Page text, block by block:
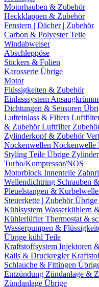
Motorhauben & Zubehör
Heckklappen & Zubehör
Fenstern | Dächer | Zubehör
Carbon & Polyester Teile
Windabweiser
Abschleppöse
Stickers & Folien
Karosserie Übrige
Motor
Flüssigkeiten & Zubehör
Einlasssystem
Dichtungen & Sensoren
Lufteinlass & Filters
& ZubehörLuftfilter
Zylinderkopf & Zubehör
Nockenwellen Nockenwelle
Styling Teile Übrige
Turbo/Kompressor/NOS
Motorblock Innenteile
Wellendichtring Schrauben
Pleuelstangen &
Steuerkette | ZubehörÜbrige
Kühlsystem Wasserkühlern
KühlerlüfterThermostat &
Wasserpumpen &
Übrige kühl Teile
Kraftstoffsystem Injektoren
Rails & Druckregler
Schlauche & Fittingen
Entzündung Zündanlage &
Zündanlage Übrige